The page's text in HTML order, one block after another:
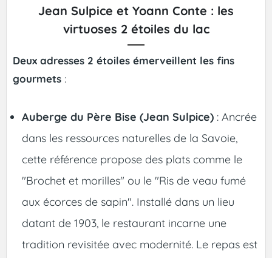
Jean Sulpice et Yoann Conte : les
virtuoses 2 étoiles du lac
Deux adresses 2 étoiles émerveillent les fins
gourmets :
Auberge du Père Bise (Jean Sulpice) : Ancrée
dans les ressources naturelles de la Savoie,
cette référence propose des plats comme le
"Brochet et morilles" ou le "Ris de veau fumé
aux écorces de sapin". Installé dans un lieu
datant de 1903, le restaurant incarne une
tradition revisitée avec modernité. Le repas est